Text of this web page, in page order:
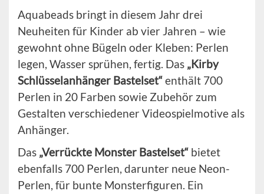
Aquabeads bringt in diesem Jahr drei
Neuheiten für Kinder ab vier Jahren – wie
gewohnt ohne Bügeln oder Kleben: Perlen
legen, Wasser sprühen, fertig. Das „Kirby
Schlüsselanhänger Bastelset“enthält 700
Perlen in 20 Farben sowie Zubehör zum
Gestalten verschiedener Videospielmotive als
Anhänger.
Das „Verrückte Monster Bastelset“ bietet
ebenfalls 700 Perlen, darunter neue Neon-
Perlen, für bunte Monsterfiguren. Ein